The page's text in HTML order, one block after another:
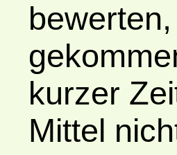
kurzer
Mittel